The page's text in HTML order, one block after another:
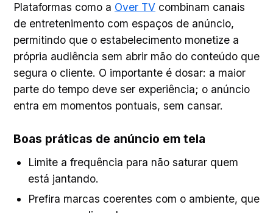
Plataformas como a Over TV combinam canais
de entretenimento com espaços de anúncio,
permitindo que o estabelecimento monetize a
própria audiência sem abrir mão do conteúdo que
segura o cliente. O importante é dosar: a maior
parte do tempo deve ser experiência; o anúncio
entra em momentos pontuais, sem cansar.
Boas práticas de anúncio em tela
Limite a frequência para não saturar quem
está jantando.
Prefira marcas coerentes com o ambiente, que